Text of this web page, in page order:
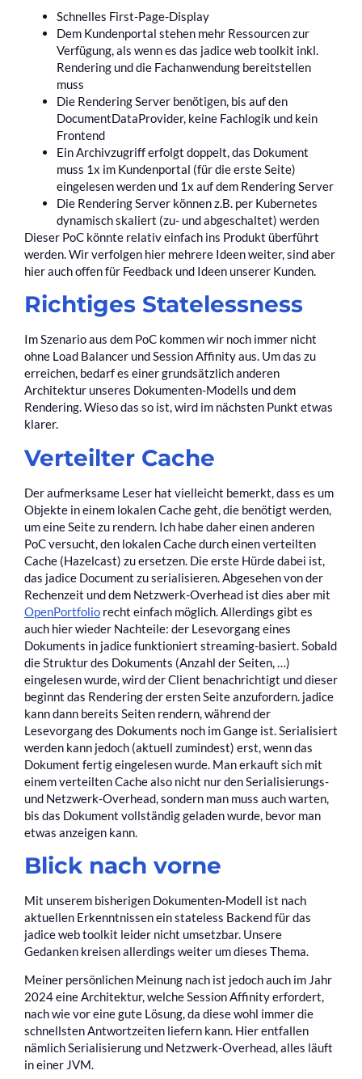
Schnelles First-Page-Display
Dem Kundenportal stehen mehr Ressourcen zur
Verfügung, als wenn es das jadice web toolkit inkl.
Rendering und die Fachanwendung bereitstellen
muss
Die Rendering Server benötigen, bis auf den
DocumentDataProvider, keine Fachlogik und kein
Frontend
Ein Archivzugriff erfolgt doppelt, das Dokument
muss 1x im Kundenportal (für die erste Seite)
eingelesen werden und 1x auf dem Rendering Server
Die Rendering Server können z.B. per Kubernetes
dynamisch skaliert (zu- und abgeschaltet) werden
Dieser PoC könnte relativ einfach ins Produkt überführt
werden. Wir verfolgen hier mehrere Ideen weiter, sind aber
hier auch offen für Feedback und Ideen unserer Kunden.
Richtiges Statelessness
Im Szenario aus dem PoC kommen wir noch immer nicht
ohne Load Balancer und Session Affinity aus. Um das zu
erreichen, bedarf es einer grundsätzlich anderen
Architektur unseres Dokumenten-Modells und dem
Rendering. Wieso das so ist, wird im nächsten Punkt etwas
klarer.
Verteilter Cache
Der aufmerksame Leser hat vielleicht bemerkt, dass es um
Objekte in einem lokalen Cache geht, die benötigt werden,
um eine Seite zu rendern. Ich habe daher einen anderen
PoC versucht, den lokalen Cache durch einen verteilten
Cache (Hazelcast) zu ersetzen. Die erste Hürde dabei ist,
das jadice Document zu serialisieren. Abgesehen von der
Rechenzeit und dem Netzwerk-Overhead ist dies aber mit
OpenPortfolio recht einfach möglich. Allerdings gibt es
auch hier wieder Nachteile: der Lesevorgang eines
Dokuments in jadice funktioniert streaming-basiert. Sobald
die Struktur des Dokuments (Anzahl der Seiten, …)
eingelesen wurde, wird der Client benachrichtigt und dieser
beginnt das Rendering der ersten Seite anzufordern. jadice
kann dann bereits Seiten rendern, während der
Lesevorgang des Dokuments noch im Gange ist. Serialisiert
werden kann jedoch (aktuell zumindest) erst, wenn das
Dokument fertig eingelesen wurde. Man erkauft sich mit
einem verteilten Cache also nicht nur den Serialisierungs-
und Netzwerk-Overhead, sondern man muss auch warten,
bis das Dokument vollständig geladen wurde, bevor man
etwas anzeigen kann.
Blick nach vorne
Mit unserem bisherigen Dokumenten-Modell ist nach
aktuellen Erkenntnissen ein stateless Backend für das
jadice web toolkit leider nicht umsetzbar. Unsere
Gedanken kreisen allerdings weiter um dieses Thema.
Meiner persönlichen Meinung nach ist jedoch auch im Jahr
2024 eine Architektur, welche Session Affinity erfordert,
nach wie vor eine gute Lösung, da diese wohl immer die
schnellsten Antwortzeiten liefern kann. Hier entfallen
nämlich Serialisierung und Netzwerk-Overhead, alles läuft
in einer JVM.